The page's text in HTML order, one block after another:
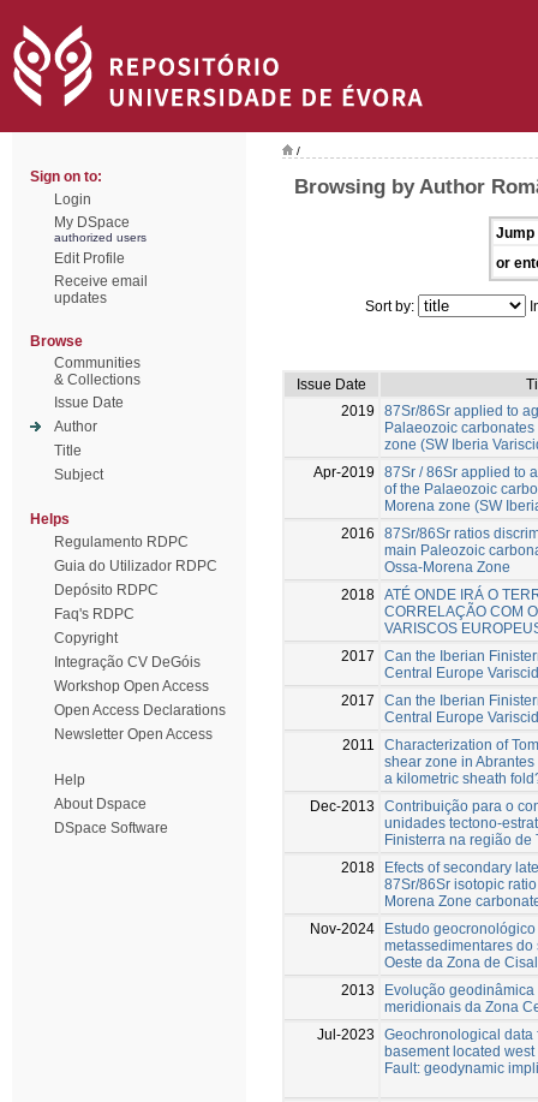
Sign on to:
Login
My DSpace
authorized users
Edit Profile
Receive email
updates
Browse
Communities
& Collections
Issue Date
Author
Title
Subject
Helps
Regulamento RDPC
Guia do Utilizador RDPC
Depósito RDPC
Faq's RDPC
Copyright
Integração CV DeGóis
Workshop Open Access
Open Access Declarations
Newsletter Open Access
Help
About Dspace
DSpace Software
/
Browsing by Author
Jump
or
Sort by:
Issue Date
2019
87Sr/86Sr applied to
Palaeozoic
zone (SW Iberia
Apr-2019
87Sr / 86Sr applied to
of the Palaeozoic
Morena zone (SW
2016
87Sr/86Sr ratios
main Paleozoic
Ossa-Morena Zone
2018 ATÉ ONDE IRÁ O
CORRELAÇÃO COM
VARISCOS
2017
Can the Iberian
Central Europe
2017
Can the Iberian
Central Europe
2011
Characterization of
shear zone in
a kilometric sheath
Dec-2013
Contribuição para o
unidades tectono-
Finisterra na região de
2018
Efects of secondary
87Sr/86Sr isotopic
Morena Zone
Nov-2024
Estudo
metassedimentares
Oeste da Zona de
2013
Evolução geodinâmica
meridionais da Zona
Jul-2023
Geochronological data
basement located west
Fault: geodynamic